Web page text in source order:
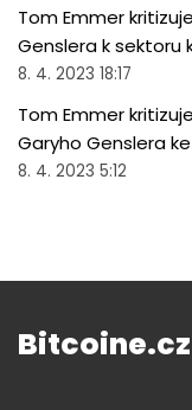
Tom Emmer
Genslera k sektoru
8. 4. 2023 18:17
Tom Emmer
Garyho Genslera
8. 4. 2023 5:12
Bitcoine.cz